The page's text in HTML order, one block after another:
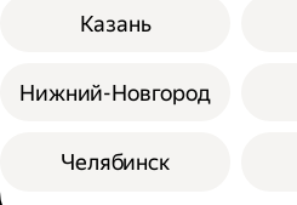
Казань
Нижний-Новгород
Челябинск